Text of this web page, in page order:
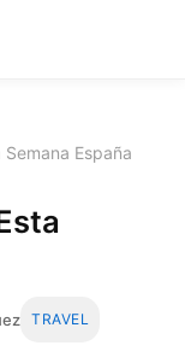
España
TRAVEL